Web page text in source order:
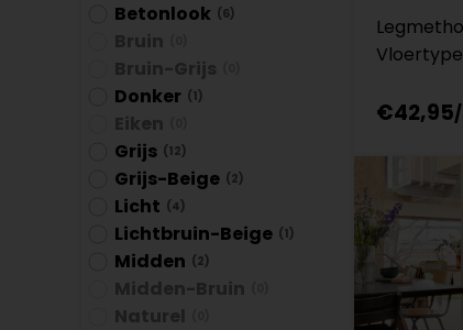
Betonlook (6)
Donker (1)
Grijs (12)
Grijs-Beige (2)
Licht (4)
Lichtbruin-Beige (1)
Midden (2)
€42,95